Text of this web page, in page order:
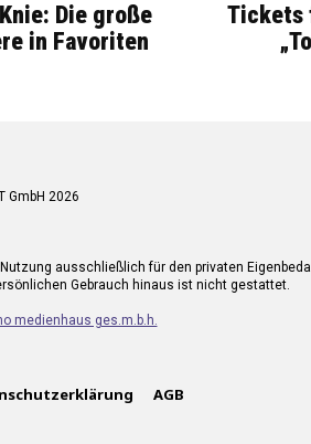
Die große
in Favoriten
Tickets
GmbH 2026
ausschließlich für den privaten
Gebrauch hinaus ist nicht gestattet.
medienhaus ges.m.b.h.
AGB